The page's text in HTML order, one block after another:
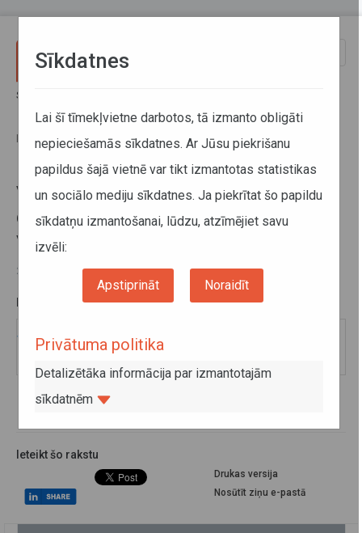
Sākums
Valsts SIA “Autotransporta direkcija” veiktās iemaksas valsts vai
pašvaldības budžetā
Valsts SIA “Autotransporta
direkcija” veiktās iemaksas valsts
vai pašvaldības budžetā
27. maijs 2025
PAPILDU INFORMĀCIJA:
Veiktās iemaksas valsts vai pašvaldības budžetā
Ieteikt šo rakstu
Drukas versija
Nosūtīt ziņu e-pastā
Sīkdatnes
Lai šī tīmekļvietne darbotos, tā izmanto obligāti
nepieciešamās sīkdatnes. Ar Jūsu piekrišanu
papildus šajā vietnē var tikt izmantotas statistikas
un sociālo mediju sīkdatnes. Ja piekrītat šo papildu
sīkdatņu izmantošanai, lūdzu, atzīmējiet savu
izvēli:
Apstiprināt Noraidīt
Privātuma politika
Detalizētāka informācija par izmantotajām
sīkdatnēm